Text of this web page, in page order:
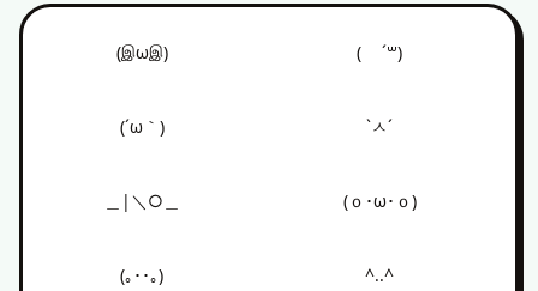
(இωஇ) ( ´꒳)
(´ω｀) `ㅅ´
＿|＼○＿ (ｏ･ω･ｏ)
(｡･･｡) ^..^